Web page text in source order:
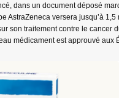
dans un document déposé
AstraZeneca versera jusqu’à
son traitement contre le cancer
médicament est approuvé aux